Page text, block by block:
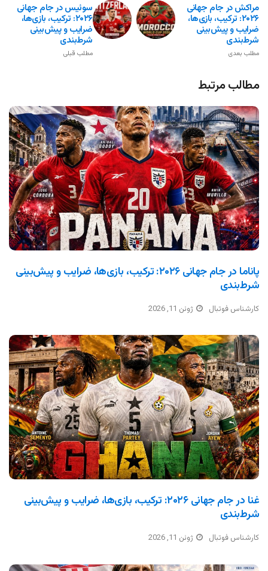
سوئیس در جام جهانی
۲۰۲۶: ترکیب، بازی‌ها،
ضرایب و پیش‌بینی
شرط‌بندی
مطلب قبلی
مراکش در جام جهانی
۲۰۲۶: ترکیب، بازی‌ها،
ضرایب و پیش‌بینی
شرط‌بندی
مطلب بعدی
مطالب مرتبط
پاناما در جام جهانی ۲۰۲۶: ترکیب، بازی‌ها، ضرایب و پیش‌بینی
شرط‌بندی
کارشناس فوتبال ژوئن 11, 2026
غنا در جام جهانی ۲۰۲۶: ترکیب، بازی‌ها، ضرایب و پیش‌بینی
شرط‌بندی
کارشناس فوتبال ژوئن 11, 2026